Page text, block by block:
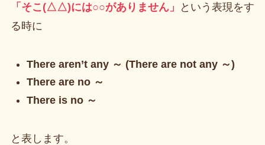
「そこ(△△)には○○がありません」
という表現をす
る時に
There aren’t any ～ (There are not any ～)
There are no ～
There is no ～
と表します。